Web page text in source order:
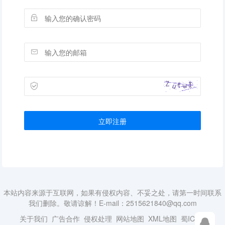
立即注册
本站内容来源于互联网，如果有侵权内容、不妥之处，请第一时间联系
我们删除。敬请谅解！E-mail：2515621840@qq.com
关于我们 广告合作 侵权处理 网站地图 XML地图 蜀ICP备